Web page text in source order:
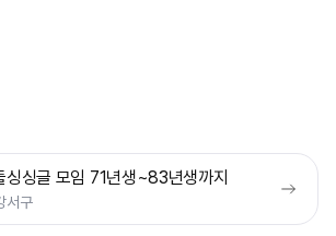
싱싱글 모임 71년생~83년생까지
서구